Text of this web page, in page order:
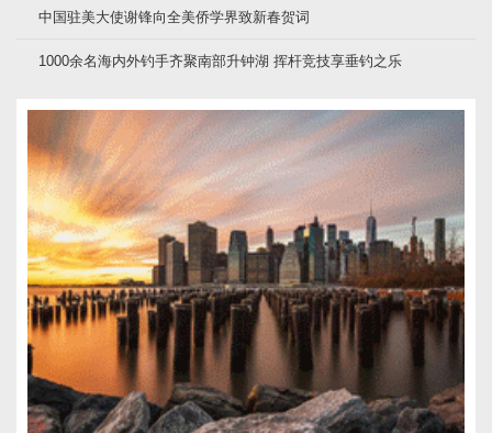
中国驻美大使谢锋向全美侨学界致新春贺词
1000余名海内外钓手齐聚南部升钟湖 挥杆竞技享垂钓之乐